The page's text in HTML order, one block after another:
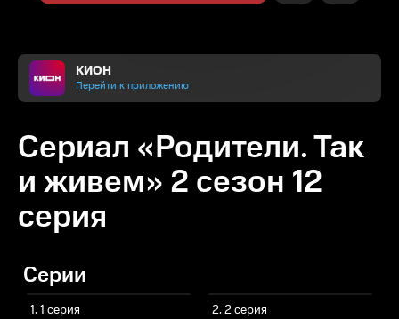
КИОН
Перейти к приложению
Сериал «Родители. Так
и живем» 2 сезон 12
серия
Серии
1. 1 серия 2. 2 серия